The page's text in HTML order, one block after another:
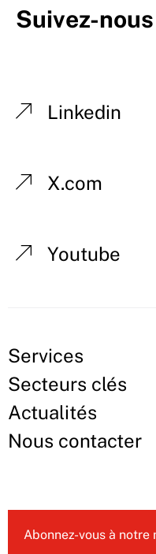
Suivez-nous
Linkedin
X.com
Youtube
Services
Secteurs clés
Actualités
Nous contacter
Abonnez-vous à